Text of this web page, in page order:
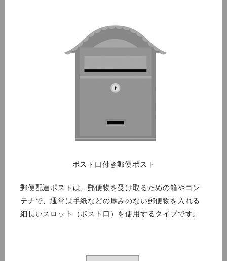
ポスト口付き郵便ポスト
郵便配達ポストは、郵便物を受け取るための箱やコン
テナで、通常は手紙などの厚みのない郵便物を入れる
細長いスロット（ポスト口）を使用するタイプです。